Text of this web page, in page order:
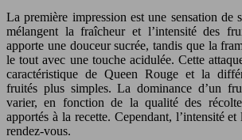
La première impression est une sensation de
mélangent la fraîcheur et l’intensité des
apporte une douceur sucrée, tandis que la
le tout avec une touche acidulée. Cette
caractéristique de Queen Rouge et la
fruités plus simples. La dominance d’un
varier, en fonction de la qualité des
apportés à la recette. Cependant, l’intensité
rendez-vous.